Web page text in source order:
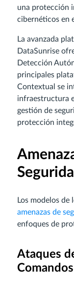
una protección
cibernéticos en
La avanzada
DataSunrise
Detección
principales
Contextual se
infraestructura
gestión de
protección
Los modelos de
amenazas de
enfoques de
Ataques
Comandos